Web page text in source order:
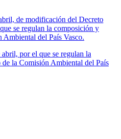
de modificación del Decreto
se regulan la composición y
del País Vasco.
por el que se regulan la
la Comisión Ambiental del País